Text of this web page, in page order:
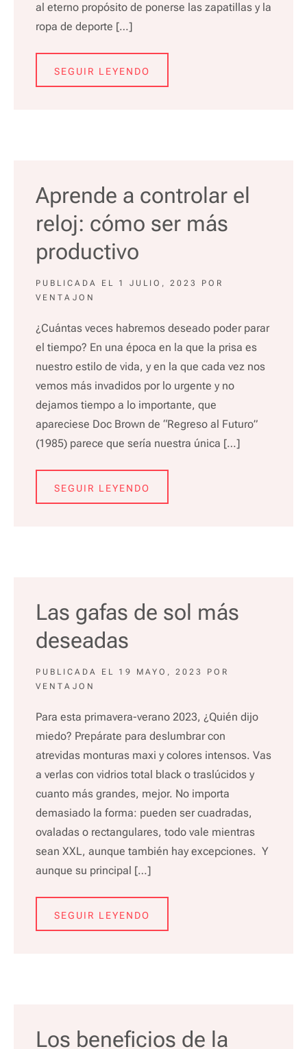
al eterno propósito de ponerse las zapatillas y la
ropa de deporte […]
SEGUIR LEYENDO
Aprende a controlar el
reloj: cómo ser más
productivo
PUBLICADA EL 1 JULIO, 2023
POR
VENTAJON
¿Cuántas veces habremos deseado poder parar
el tiempo? En una época en la que la prisa es
nuestro estilo de vida, y en la que cada vez nos
vemos más invadidos por lo urgente y no
dejamos tiempo a lo importante, que
apareciese Doc Brown de “Regreso al Futuro”
(1985) parece que sería nuestra única […]
SEGUIR LEYENDO
Las gafas de sol más
deseadas
PUBLICADA EL 19 MAYO, 2023
POR
VENTAJON
Para esta primavera-verano 2023, ¿Quién dijo
miedo? Prepárate para deslumbrar con
atrevidas monturas maxi y colores intensos. Vas
a verlas con vidrios total black o traslúcidos y
cuanto más grandes, mejor. No importa
demasiado la forma: pueden ser cuadradas,
ovaladas o rectangulares, todo vale mientras
sean XXL, aunque también hay excepciones. Y
aunque su principal […]
SEGUIR LEYENDO
Los beneficios de la